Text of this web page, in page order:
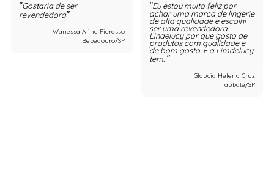
Gostaria de ser
revendedora
Wanessa Aline Pierasso
Bebedouro/SP
Eu estou muito feliz por
achar uma marca de lingerie
de alta qualidade e escolhi
ser uma revendedora
Lindelucy por que gosto de
produtos com qualidade e
de bom gosto. E a Limdelucy
tem.
Glaucia Helena Cruz
Taubaté/SP